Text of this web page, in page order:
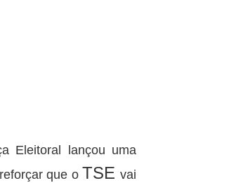
Eleitoral lançou uma
que o TSE vai